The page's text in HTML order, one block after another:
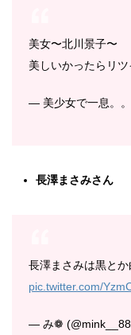
美女〜北川景子〜
美しいかったらリツ
— 美少女で一息。
長澤まさみさん
長澤まさみは黒と
pic.twitter.com/
— み❁